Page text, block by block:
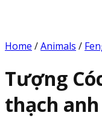
Home /Animals /
Tượng
thạch anh